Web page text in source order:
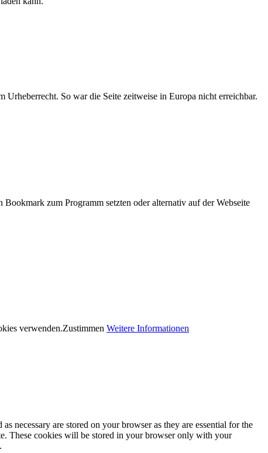
So war die Seite zeitweise in Europa nicht erreichbar.
zum Programm setzten oder alternativ auf der Webseite
verwenden.Zustimmen Weitere Informationen
necessary are stored on your browser as they are essential for the
These cookies will be stored in your browser only with your